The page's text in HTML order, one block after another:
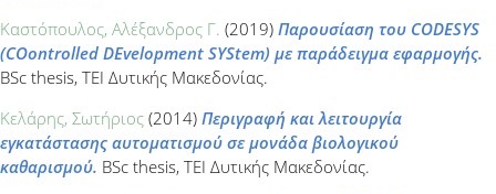
Καστόπουλος, Αλέξανδρος Γ. (2019) Παρουσίαση του CODESYS
(COontrolled DEvelopment SYStem) με παράδειγμα εφαρμογής.
BSc thesis, ΤΕΙ Δυτικής Μακεδονίας.
Κελάρης, Σωτήριος (2014) Περιγραφή και λειτουργία
εγκατάστασης αυτοματισμού σε μονάδα βιολογικού
καθαρισμού. BSc thesis, ΤΕΙ Δυτικής Μακεδονίας.